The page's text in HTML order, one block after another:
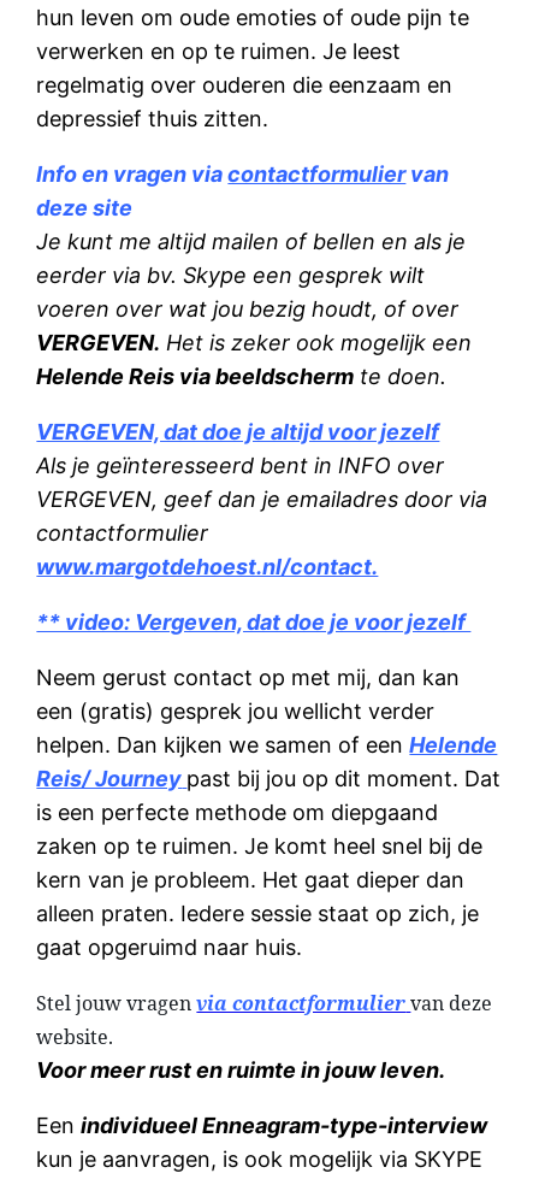
hun leven om oude emoties of oude pijn te
verwerken en op te ruimen. Je leest
regelmatig over ouderen die eenzaam en
depressief thuis zitten.
Info en vragen viacontactformulier van
deze site
Je kunt me altijd mailen of bellen en als je
eerder via bv. Skype een gesprek wilt
voeren over wat jou bezig houdt, of over
VERGEVEN. Het is zeker ook mogelijk een
Helende Reis via beeldscherm te doen.
VERGEVEN, dat doe je altijd voor jezelf
Als je geïnteresseerd bent in INFO over
VERGEVEN, geef dan je emailadres door via
contactformulier
www.margotdehoest.nl/contact.
** video: Vergeven, dat doe je voor jezelf
Neem gerust contact op met mij, dan kan
een (gratis) gesprek jou wellicht verder
helpen. Dan kijken we samen of eenHelende
Reis/ Journey past bij jou op dit moment. Dat
is een perfecte methode om diepgaand
zaken op te ruimen. Je komt heel snel bij de
kern van je probleem. Het gaat dieper dan
alleen praten. Iedere sessie staat op zich, je
gaat opgeruimd naar huis.
Stel jouw vragenvia contactformuliervan deze
website.
Voor meer rust en ruimte in jouw leven.
Eenindividueel Enneagram-type-interview
kun je aanvragen, is ook mogelijk via SKYPE